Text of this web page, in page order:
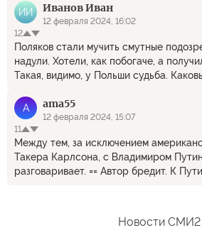
ИИ Иванов Иван
12 февраля 2024, 16:02
12
Поляков стали мучить смутные
надули. Хотели, как побогаче, а
Такая, видимо, у Польши судьба.
самих кривая рожа.
A ama55
12 февраля 2024, 15:07
11
Между тем, за исключением
Такера Карлсона, с Владимиром
разговаривает. == Автор бредит. К
Новости СМИ2